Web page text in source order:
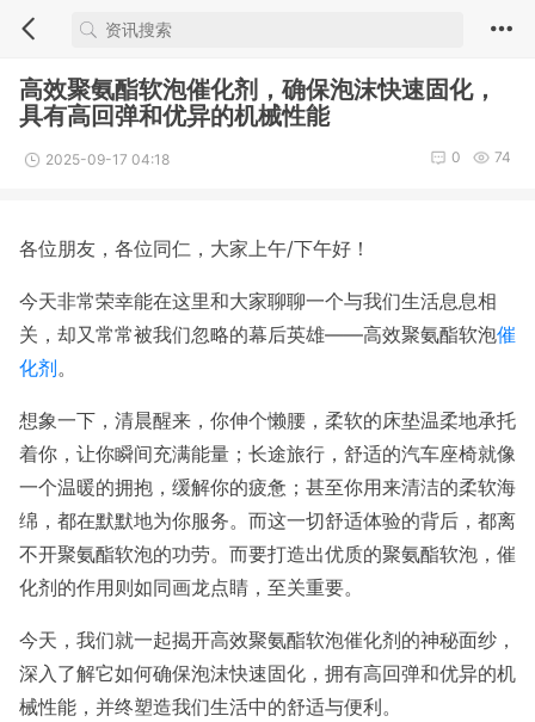
高效聚氨酯软泡催化剂，确保泡沫快速固化，
具有高回弹和优异的机械性能
2025-09-17 04:18 74
0
各位朋友，各位同仁，大家上午/下午好！
今天非常荣幸能在这里和大家聊聊一个与我们生活息息相
关，却又常常被我们忽略的幕后英雄——高效聚氨酯软泡催
化剂。
想象一下，清晨醒来，你伸个懒腰，柔软的床垫温柔地承托
着你，让你瞬间充满能量；长途旅行，舒适的汽车座椅就像
一个温暖的拥抱，缓解你的疲惫；甚至你用来清洁的柔软海
绵，都在默默地为你服务。而这一切舒适体验的背后，都离
不开聚氨酯软泡的功劳。而要打造出优质的聚氨酯软泡，催
化剂的作用则如同画龙点睛，至关重要。
今天，我们就一起揭开高效聚氨酯软泡催化剂的神秘面纱，
深入了解它如何确保泡沫快速固化，拥有高回弹和优异的机
械性能，并终塑造我们生活中的舒适与便利。